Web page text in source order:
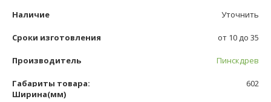
Наличие Уточнить
Сроки изготовления от 10 до 35
Производитель Пинскдрев
Габариты товара:
Ширина(мм)
602